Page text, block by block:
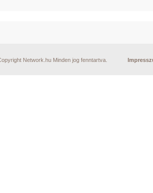
Network.hu Minden jog fenntartva.